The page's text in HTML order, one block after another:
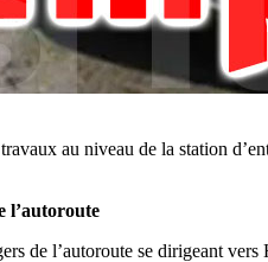
au niveau de la station
l’autoroute
de l’autoroute se dirigeant